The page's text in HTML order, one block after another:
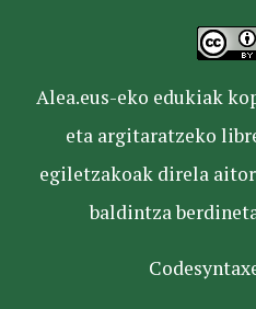
Alea.eus-eko edukiak
eta argitaratzeko
egiletzakoak direla
baldintza